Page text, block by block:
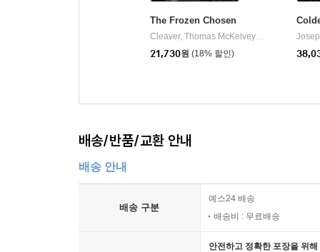
The Frozen Chosen
Cleaver, Thomas McKelvey
| Osprey
21,730원 (18% 할인)
배송/반품/교환 안내
배송 안내
배송 구분
예스24 배송
배송비 : 무료배송
안전하고 정확한 포장을 위